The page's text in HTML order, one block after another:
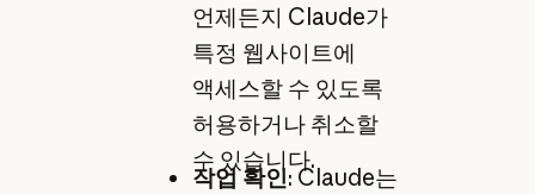
언제든지 Claude가
특정 웹사이트에
액세스할 수 있도록
허용하거나 취소할
수 있습니다.
작업 확인: Claude는